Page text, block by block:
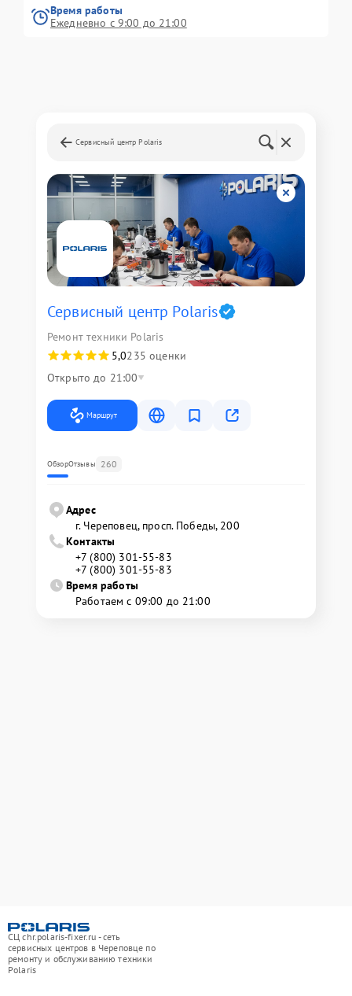
Время работы
Ежедневно с 9:00 до 21:00
Сервисный центр Polaris
Сервисный центр Polaris
Ремонт техники Polaris
5,0235 оценки
Открыто до 21:00
Маршрут
ОбзорОтзывы 260
Адрес
г. Череповец, просп. Победы, 200
Контакты
+7 (800) 301-55-83
+7 (800) 301-55-83
Время работы
Работаем с 09:00 до 21:00
СЦ chr.polaris-fixer.ru - сеть
сервисных центров в Череповце по
ремонту и обслуживанию техники
Polaris